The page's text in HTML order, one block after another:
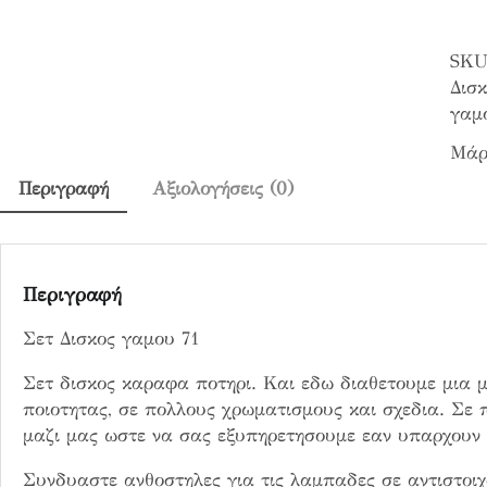
σ
κ
ς
γ
σ
ό
τ
Περιγραφή
Αξιολογήσεις (0)
Περιγραφή
Σετ Δισκος γαμου 71
Σετ δισκος καραφα ποτηρι. Και εδω διαθετουμε μια
ποιοτητας, σε πολλους χρωματισμους και σχεδια. Σε
μαζι μας ωστε να σας εξυπηρετησουμε εαν υπαρχουν
Συνδυαστε ανθοστηλες για τις λαμπαδες σε